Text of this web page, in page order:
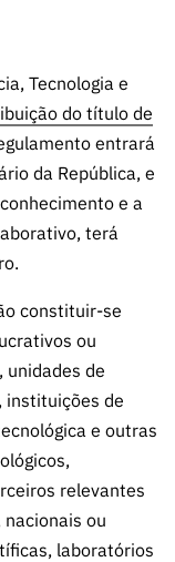
turas
Outros
Apoios
turas
Prémios
Outros
Apoios
Subscrever
Newsletter
Subscrever
Direct Mail
de
Concursos
FCT
90 Segundos
de Ciência
Subscrever
de
Concursos
Comunicado
s
A FCT em
Números
Acreditaç
ão,
Certificaç
ão e
Recrutam
ento,
Aquisição
de
Serviços e
Consultas
públicas
Manifesta
Tecnologia e
do título de
entrará
da República, e
e a
terá
constituir-se
ou
unidades de
instituições de
e outras
relevantes
ou
laboratórios